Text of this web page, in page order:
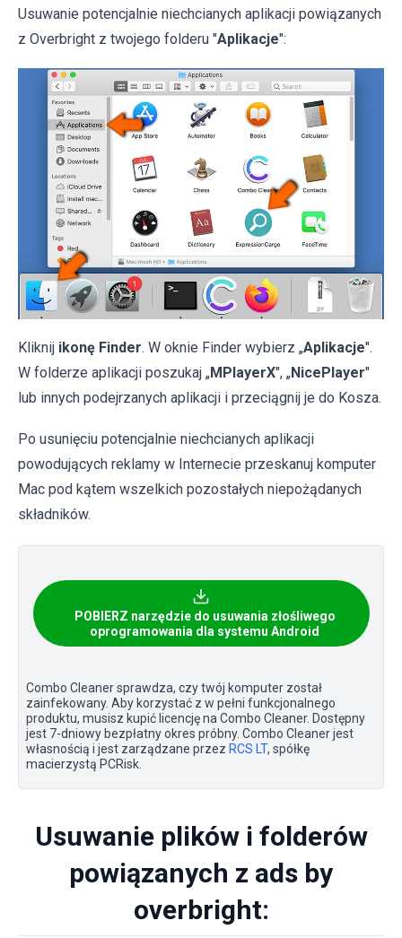
Usuwanie potencjalnie niechcianych aplikacji powiązanych
z Overbright z twojego folderu "Aplikacje":
Kliknij ikonę Finder. W oknie Finder wybierz „Aplikacje".
W folderze aplikacji poszukaj „MPlayerX", „NicePlayer"
lub innych podejrzanych aplikacji i przeciągnij je do Kosza.
Po usunięciu potencjalnie niechcianych aplikacji
powodujących reklamy w Internecie przeskanuj komputer
Mac pod kątem wszelkich pozostałych niepożądanych
składników.
POBIERZ narzędzie do usuwania złośliwego
oprogramowania dla systemu Android
Combo Cleaner sprawdza, czy twój komputer został
zainfekowany. Aby korzystać z w pełni funkcjonalnego
produktu, musisz kupić licencję na Combo Cleaner. Dostępny
jest 7-dniowy bezpłatny okres próbny. Combo Cleaner jest
własnością i jest zarządzane przez RCS LT, spółkę
macierzystą PCRisk.
Usuwanie plików i folderów
powiązanych z ads by
overbright: